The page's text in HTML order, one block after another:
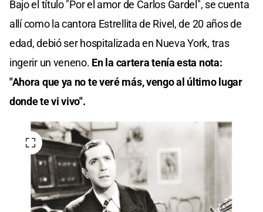
Bajo el título "Por el amor de Carlos Gardel", se cuenta
allí como la cantora Estrellita de Rivel, de 20 años de
edad, debió ser hospitalizada en Nueva York, tras
ingerir un veneno. En la cartera tenía esta nota:
"Ahora que ya no te veré más, vengo al último lugar
donde te vi vivo".